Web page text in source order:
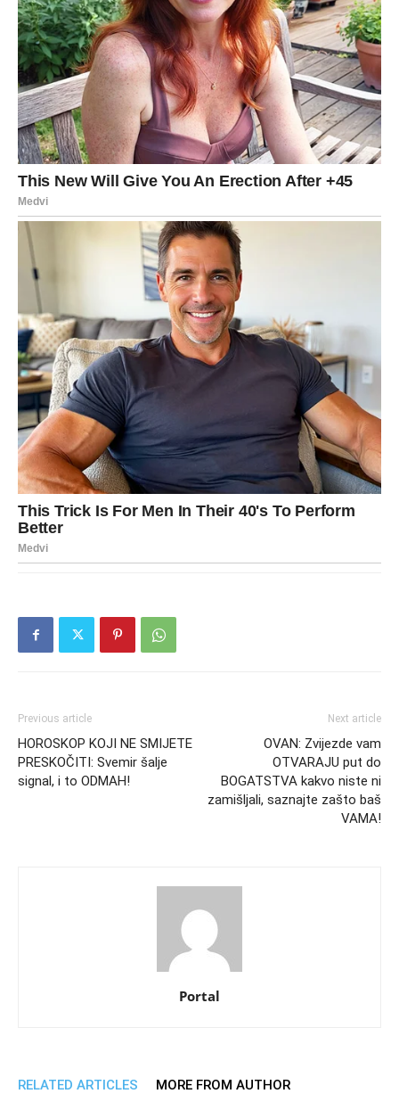
Previous article
HOROSKOP KOJI NE SMIJETE
PRESKOČITI: Svemir šalje
signal, i to ODMAH!
Next article
OVAN: Zvijezde vam
OTVARAJU put do
BOGATSTVA kakvo niste ni
zamišljali, saznajte zašto baš
VAMA!
Portal
RELATED ARTICLES MORE FROM AUTHOR